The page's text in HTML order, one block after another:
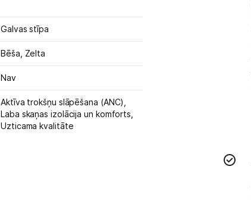
Ražotāju atjaunota tehnika
Galvas stīpa
Bēša, Zelta
Nav
Aktīva trokšņu slāpēšana (ANC),
Laba skaņas izolācija un komforts,
Uzticama kvalitāte